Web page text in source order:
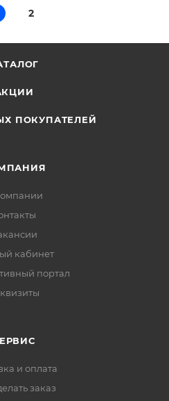
2
ПОКУПАТЕЛЕЙ
кабинет
портал
и оплата
заказ